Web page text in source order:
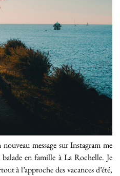
message sur Instagram me
balade en famille à La Rochelle. Je
à l’approche des vacances d’été,